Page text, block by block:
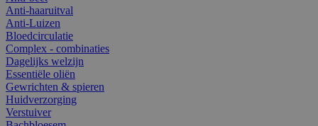
Anti-haaruitval
Anti-Luizen
Bloedcirculatie
Complex - combinaties
Dagelijks welzijn
Essentiële oliën
Gewrichten & spieren
Huidverzorging
Verstuiver